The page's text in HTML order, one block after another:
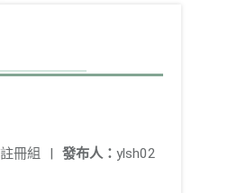
發布人： ylsh02
註冊組 |